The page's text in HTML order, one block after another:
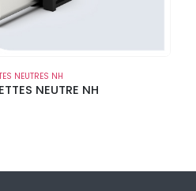
NEUTRES NH
NEUTRE NH